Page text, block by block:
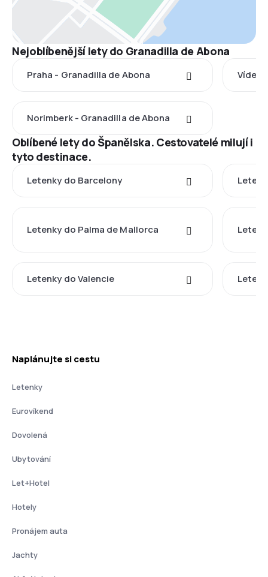
Nejoblíbenější lety do Granadilla de Abona
Praha - Granadilla de Abona Vídeň
Norimberk - Granadilla de Abona
Oblíbené lety do Španělska. Cestovatelé milují i
tyto destinace.
Letenky do Barcelony
Letenky do Palma de Mallorca
Letenky do Valencie
Naplánujte si cestu
Letenky
Eurovíkend
Dovolená
Ubytování
Let+Hotel
Hotely
Pronájem auta
Jachty